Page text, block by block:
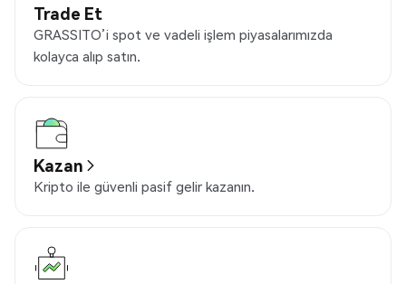
Trade Et
GRASSITO’i spot ve vadeli işlem piyasalarımızda
kolayca alıp satın.
Kazan
Kripto ile güvenli pasif gelir kazanın.